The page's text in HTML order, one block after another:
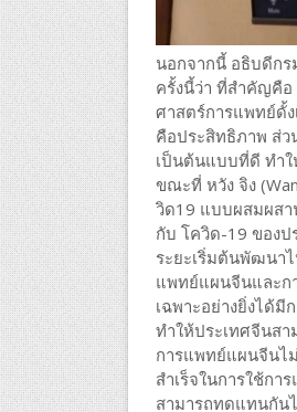
นอกจากนี้ อธิบดีกร
ครั้งนี้ว่า ที่สำคัญคือ
ศาสตร์การแพทย์ดั้
คือประสิทธิภาพ ส่ว
เป็นต้นแบบที่ดี ทำใ
ขณะที่ หวัง จิง
วิด19 แบบผสมผสา
กับ โควิด-19 ของป
ระยะเริ่มต้นพัฒนา
แพทย์แผนจีนและก
เฉพาะอย่างยิ่งได้มี
ทำให้ประเทศจีนส
การแพทย์แผนจีนไ
สำเร็จในการใช้ก
สามารถทดแทนกัน